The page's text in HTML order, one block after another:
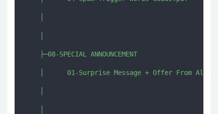
    ├─08-SPECIAL ANNOUNCEMENT
│      01-Surprise Message + Offer From